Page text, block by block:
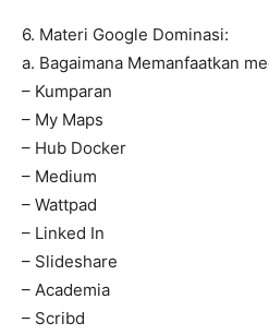
6. Materi Google Dominasi:
a. Bagaimana Memanfaatkan
– Kumparan
– My Maps
– Hub Docker
– Medium
– Wattpad
– Linked In
– Slideshare
– Academia
– Scribd